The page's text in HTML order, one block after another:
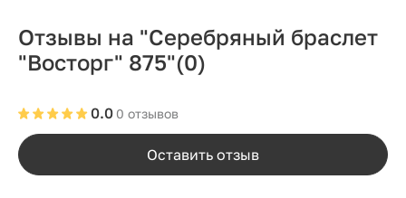
Отзывы на "Серебряный браслет
"Восторг" 875"(0)
0 отзывов
0.0
Оставить отзыв